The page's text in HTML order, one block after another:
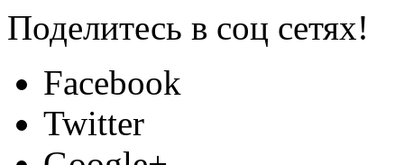
Поделитесь в соц сетях!
Facebook
Twitter